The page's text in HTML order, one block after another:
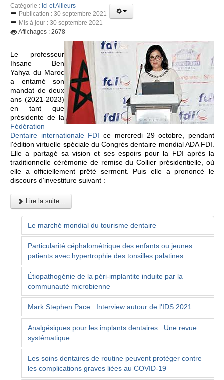
Catégorie : Ici et Ailleurs
Publication : 30 septembre 2021
Mis à jour : 30 septembre 2021
Affichages : 2678
Le professeur
Ihsane Ben
Yahya du Maroc
a entamé son
mandat de deux
ans (2021-2023)
en tant que
présidente de la
Fédération
Dentaire internationale FDI ce mercredi 29 octobre, pendant
l'édition virtuelle spéciale du Congrès dentaire mondial ADA FDI.
Elle a partagé sa vision et ses espoirs pour la FDI après la
traditionnelle cérémonie de remise du Collier présidentielle, où
elle a officiellement prêté serment. Puis elle a prononcé le
discours d'investiture suivant :
Lire la suite...
Le marché mondial du tourisme dentaire
Particularité céphalométrique des enfants ou jeunes
patients avec hypertrophie des tonsilles palatines
Étiopathogénie de la péri-implantite induite par la
communauté microbienne
Mark Stephen Pace : Interview autour de l'IDS 2021
Analgésiques pour les implants dentaires : Une revue
systématique
Les soins dentaires de routine peuvent protéger contre
les complications graves liées au COVID-19